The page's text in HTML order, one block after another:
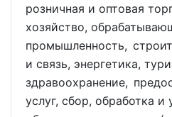
розничная и оптовая
хозяйство,
промышленность,
и связь, энергетика,
здравоохранение,
услуг, сбор, обработка и